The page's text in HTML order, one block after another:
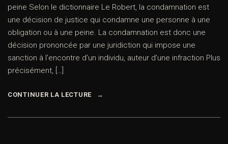
peine Selon le dictionnaire Le Robert, la condamnation est
une décision de justice qui condamne une personne à une
obligation ou à une peine. La condamnation est donc une
décision prononcée par une juridiction qui impose une
sanction à l’encontre d’un individu, auteur d’une infraction Plus
précisément, […]
CONTINUER LA LECTURE